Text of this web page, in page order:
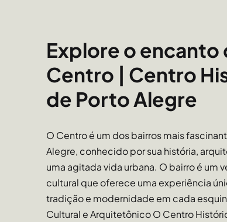
O Centro é o lugar ideal tanto para
quanto para quem procura um espaço
principal polo de comércio da cidade.
Alegre estão no Centro, como Mercado
museus como Farol Santander, MARGS,
Explore o encanto
Centro | Centro
de Porto Alegre
O Centro é um dos bairros mais
Alegre, conhecido por sua história,
uma agitada vida urbana. O bairro é um
cultural que oferece uma experiência
tradição e modernidade em cada
Cultural e Arquitetônico O Centro